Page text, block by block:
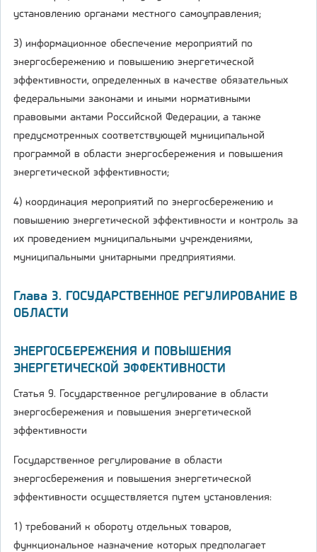
установлению органами местного самоуправления;
3) информационное обеспечение мероприятий по
энергосбережению и повышению энергетической
эффективности, определенных в качестве обязательных
федеральными законами и иными нормативными
правовыми актами Российской Федерации, а также
предусмотренных соответствующей муниципальной
программой в области энергосбережения и повышения
энергетической эффективности;
4) координация мероприятий по энергосбережению и
повышению энергетической эффективности и контроль за
их проведением муниципальными учреждениями,
муниципальными унитарными предприятиями.
Глава 3. ГОСУДАРСТВЕННОЕ РЕГУЛИРОВАНИЕ В
ОБЛАСТИ
ЭНЕРГОСБЕРЕЖЕНИЯ И ПОВЫШЕНИЯ
ЭНЕРГЕТИЧЕСКОЙ ЭФФЕКТИВНОСТИ
Статья 9. Государственное регулирование в области
энергосбережения и повышения энергетической
эффективности
Государственное регулирование в области
энергосбережения и повышения энергетической
эффективности осуществляется путем установления:
1) требований к обороту отдельных товаров,
функциональное назначение которых предполагает